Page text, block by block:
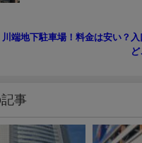
川端地下駐車場！料金は安い？入
ど
事